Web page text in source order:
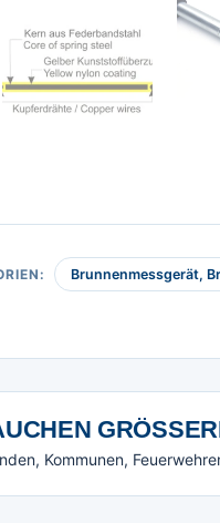
Brunnenmessgerät,
Kommunen,